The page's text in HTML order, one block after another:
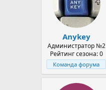
Anykey
Администратор №2
Рейтинг сезона: 0
Команда форума